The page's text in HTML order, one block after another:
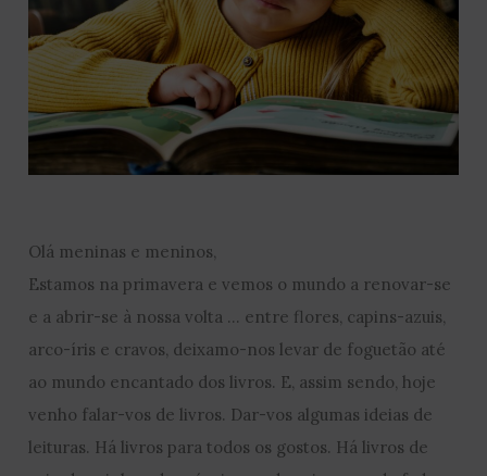
Olá meninas e meninos,
Estamos na primavera e vemos o mundo a renovar-se
e a abrir-se à nossa volta … entre flores, capins-azuis,
arco-íris e cravos, deixamo-nos levar de foguetão até
ao mundo encantado dos livros. E, assim sendo, hoje
venho falar-vos de livros. Dar-vos algumas ideias de
leituras. Há livros para todos os gostos. Há livros de